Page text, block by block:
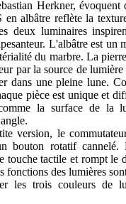
Herkner, évoquent
albâtre reflète la
deux luminaires
L'albâtre est un
du marbre. La
par la source de
dans une pleine lune.
pièce est unique et
la surface de la
version, le
bouton rotatif cannelé.
touche tactile et rompt le
fonctions des lumières
les trois couleurs de